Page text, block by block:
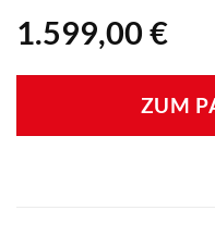
1.599,00 €
ZUM